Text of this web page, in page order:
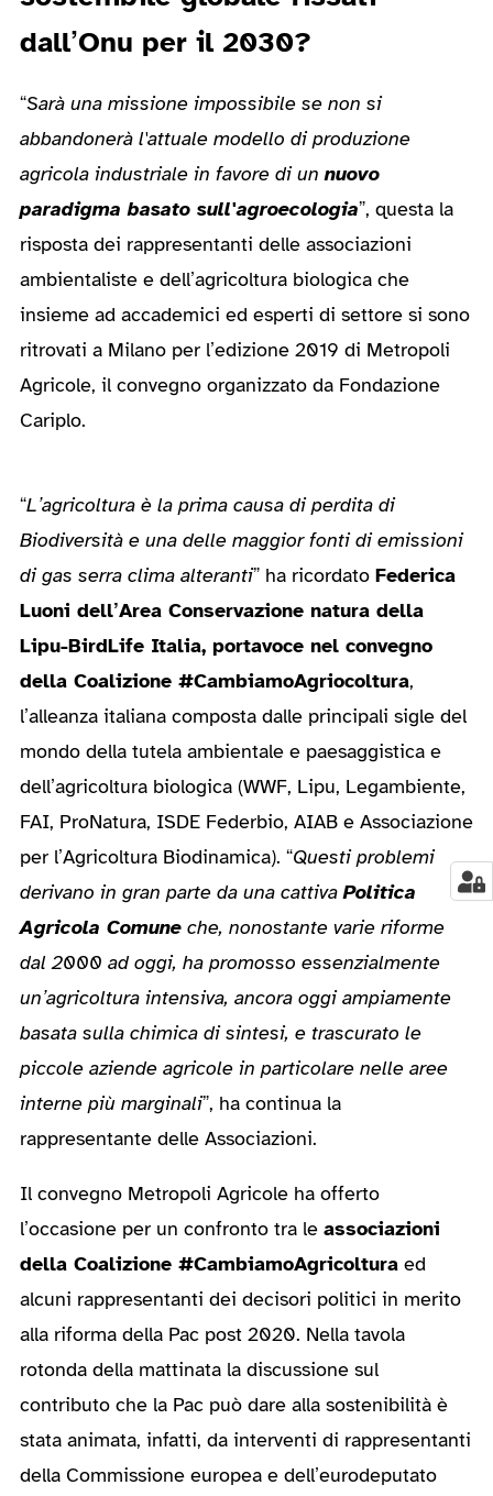
dall’Onu per il 2030?
“Sarà una missione impossibile se non si
abbandonerà l'attuale modello di produzione
agricola industriale in favore di un nuovo
paradigma basato sull'agroecologia”, questa la
risposta dei rappresentanti delle associazioni
ambientaliste e dell’agricoltura biologica che
insieme ad accademici ed esperti di settore si sono
ritrovati a Milano per l’edizione 2019 di Metropoli
Agricole, il convegno organizzato da Fondazione
Cariplo.
“L’agricoltura è la prima causa di perdita di
Biodiversità e una delle maggior fonti di emissioni
di gas serra clima alteranti” ha ricordato Federica
Luoni dell’Area Conservazione natura della
Lipu-BirdLife Italia, portavoce nel convegno
della Coalizione #CambiamoAgriocoltura,
l’alleanza italiana composta dalle principali sigle del
mondo della tutela ambientale e paesaggistica e
dell’agricoltura biologica (WWF, Lipu, Legambiente,
FAI, ProNatura, ISDE Federbio, AIAB e Associazione
per l’Agricoltura Biodinamica). “Questi problemi
derivano in gran parte da una cattiva Politica
Agricola Comune che, nonostante varie riforme
dal 2000 ad oggi, ha promosso essenzialmente
un’agricoltura intensiva, ancora oggi ampiamente
basata sulla chimica di sintesi, e trascurato le
piccole aziende agricole in particolare nelle aree
interne più marginali”, ha continua la
rappresentante delle Associazioni.
Il convegno Metropoli Agricole ha offerto
l’occasione per un confronto tra le associazioni
della Coalizione #CambiamoAgricoltura ed
alcuni rappresentanti dei decisori politici in merito
alla riforma della Pac post 2020. Nella tavola
rotonda della mattinata la discussione sul
contributo che la Pac può dare alla sostenibilità è
stata animata, infatti, da interventi di rappresentanti
della Commissione europea e dell’eurodeputato